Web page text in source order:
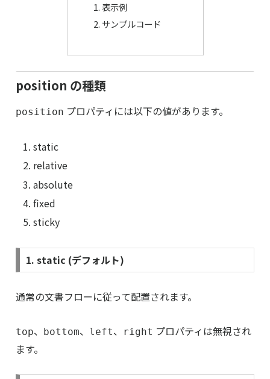
表示例
サンプルコード
position の種類
position プロパティには以下の値があります。
static
relative
absolute
fixed
sticky
1. static (デフォルト)
通常の文書フローに従って配置されます。
top、 bottom、 left、 right プロパティは無視され
ます。